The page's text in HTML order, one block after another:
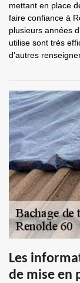
mettant en place
faire confiance à
plusieurs années
utilise sont très
d'autres
Les
de mise en